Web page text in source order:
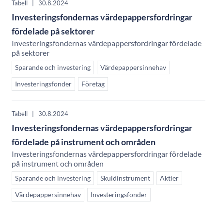
Tabell 30.8.2024
Investeringsfondernas värdepappersfordringar
fördelade på sektorer
Investeringsfondernas värdepappersfordringar fördelade
på sektorer
Sparande och investering
Värdepappersinnehav
Investeringsfonder
Företag
Tabell 30.8.2024
Investeringsfondernas värdepappersfordringar
fördelade på instrument och områden
Investeringsfondernas värdepappersfordringar fördelade
på instrument och områden
Sparande och investering Skuldinstrument
Aktier
Värdepappersinnehav
Investeringsfonder